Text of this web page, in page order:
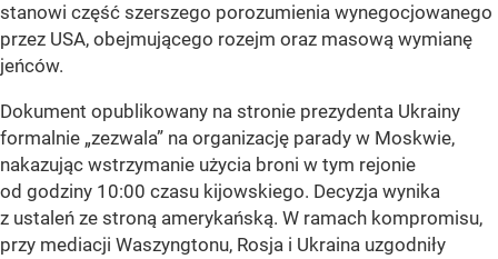
stanowi część szerszego porozumienia wynegocjowanego
przez USA, obejmującego rozejm oraz masową wymianę
jeńców.
Dokument opublikowany na stronie prezydenta Ukrainy
formalnie „zezwala” na organizację parady w Moskwie,
nakazując wstrzymanie użycia broni w tym rejonie
od godziny 10:00 czasu kijowskiego. Decyzja wynika
z ustaleń ze stroną amerykańską. W ramach kompromisu,
przy mediacji Waszyngtonu, Rosja i Ukraina uzgodniły